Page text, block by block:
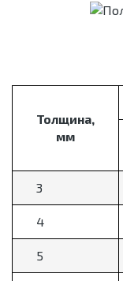
Толщина,
мм
3
4
5